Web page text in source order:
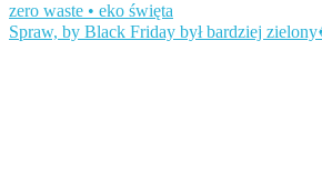
Spraw, by Black Friday był bardziej